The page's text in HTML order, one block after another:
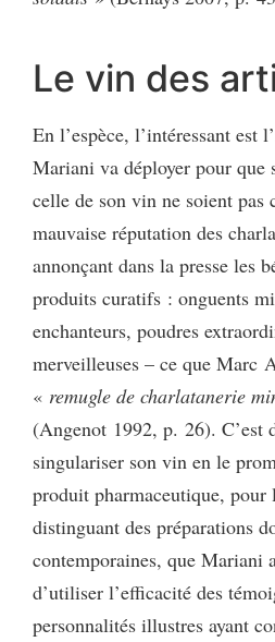
Le vin des
En l’espèce, l’intéressant est
Mariani va déployer pour que
celle de son vin ne soient pas
mauvaise réputation des
annonçant dans la presse les
produits curatifs : onguents
enchanteurs, poudres
merveilleuses – ce que Marc
« remugle de charlatanerie
(Angenot 1992, p. 26). C’est
singulariser son vin en le
produit pharmaceutique, pour
distinguant des préparations
contemporaines, que Mariani
d’utiliser l’efficacité des
personnalités illustres ayant